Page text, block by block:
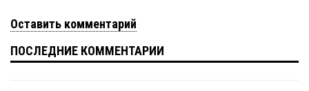
Оставить комментарий
ПОСЛЕДНИЕ КОММЕНТАРИИ